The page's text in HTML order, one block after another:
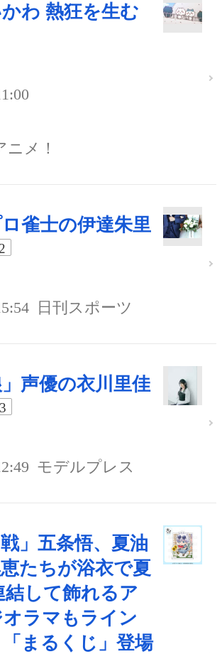
わ 熱狂を生む
メ！
雀士の伊達朱里
日刊スポーツ
」声優の衣川里佳
モデルプレス
戦」五条悟、夏油
たちが浴衣で夏
して飾れるア
ラマもライン
まるくじ」登場